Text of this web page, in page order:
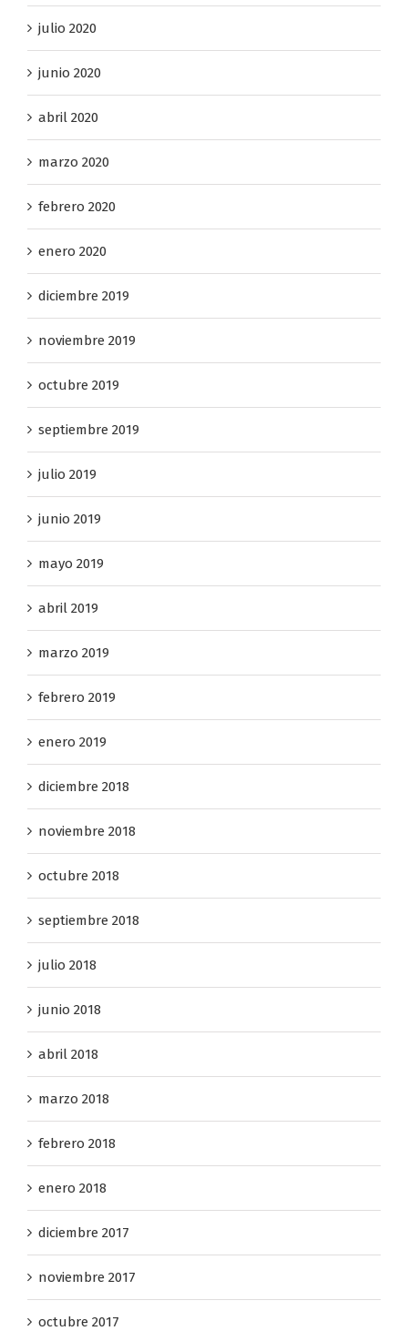
julio 2020
junio 2020
abril 2020
marzo 2020
febrero 2020
enero 2020
diciembre 2019
noviembre 2019
octubre 2019
septiembre 2019
julio 2019
junio 2019
mayo 2019
abril 2019
marzo 2019
febrero 2019
enero 2019
diciembre 2018
noviembre 2018
octubre 2018
septiembre 2018
julio 2018
junio 2018
abril 2018
marzo 2018
febrero 2018
enero 2018
diciembre 2017
noviembre 2017
octubre 2017